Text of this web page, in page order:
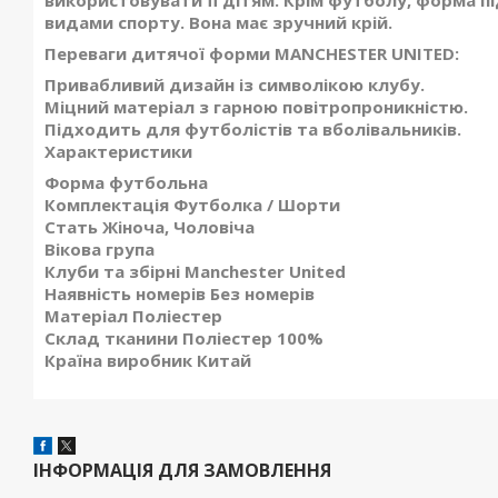
видами спорту. Вона має зручний крій.
Переваги дитячої форми MANCHESTER UNITED:
Привабливий дизайн із символікою клубу.
Міцний матеріал з гарною повітропроникністю.
Підходить для футболістів та вболівальників.
Характеристики
Форма футбольна
Комплектація Футболка / Шорти
Стать Жіноча, Чоловіча
Вікова група
Клуби та збірні Manchester United
Наявність номерів Без номерів
Матеріал Поліестер
Склад тканини Поліестер 100%
Країна виробник Китай
ІНФОРМАЦІЯ ДЛЯ ЗАМОВЛЕННЯ